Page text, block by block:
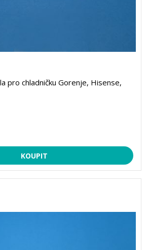
pro chladničku Gorenje, Hisense,